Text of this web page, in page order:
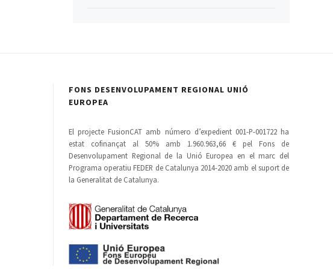
FONS DESENVOLUPAMENT REGIONAL UNIÓ
EUROPEA
El projecte FusionCAT amb número d’expedient 001-P-001722 ha
estat cofinançat al 50% amb 1.960.963,66 € pel Fons de
Desenvolupament Regional de la Unió Europea en el marc del
Programa operatiu FEDER de Catalunya 2014-2020 amb el suport de
la Generalitat de Catalunya.